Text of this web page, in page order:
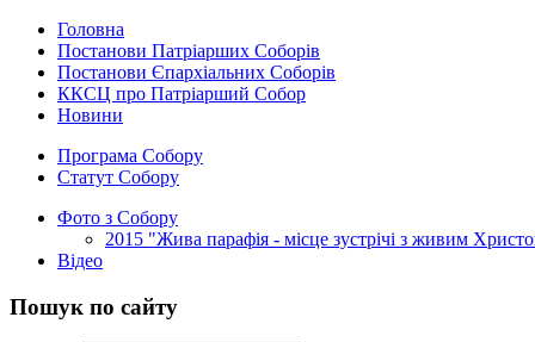
Головна
Постанови Патріарших Соборів
Постанови Єпархіальних Соборів
ККСЦ про Патріарший Собор
Новини
Програма Собору
Статут Собору
Фото з Собору
2015 "Жива парафія - місце зустрічі з живим
Відео
Пошук по сайту